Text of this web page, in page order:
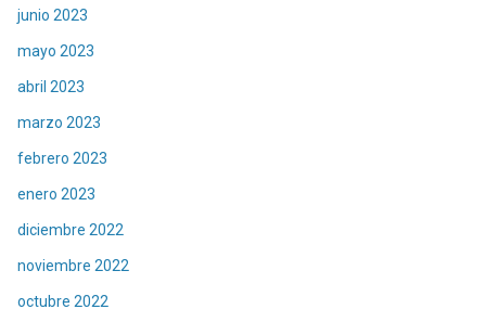
junio 2023
mayo 2023
abril 2023
marzo 2023
febrero 2023
enero 2023
diciembre 2022
noviembre 2022
octubre 2022